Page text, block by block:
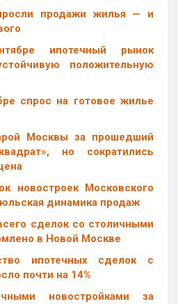
продажи жилья — и
ипотечный рынок
положительную
спрос на готовое жилье
Москвы за прошедший
но сократились
новостроек Московского
динамика продаж
сделок со столичными
в Новой Москве
ипотечных сделок с
почти на 14%
новостройками за